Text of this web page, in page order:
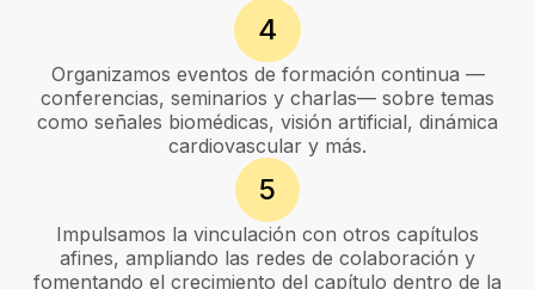
4
Organizamos eventos de formación continua —
conferencias, seminarios y charlas— sobre temas
como señales biomédicas, visión artificial, dinámica
cardiovascular y más.
5
Impulsamos la vinculación con otros capítulos
afines, ampliando las redes de colaboración y
fomentando el crecimiento del capítulo dentro de la